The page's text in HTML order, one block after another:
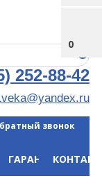
0
252-88-42
звонок
ГАРАНТИЯ